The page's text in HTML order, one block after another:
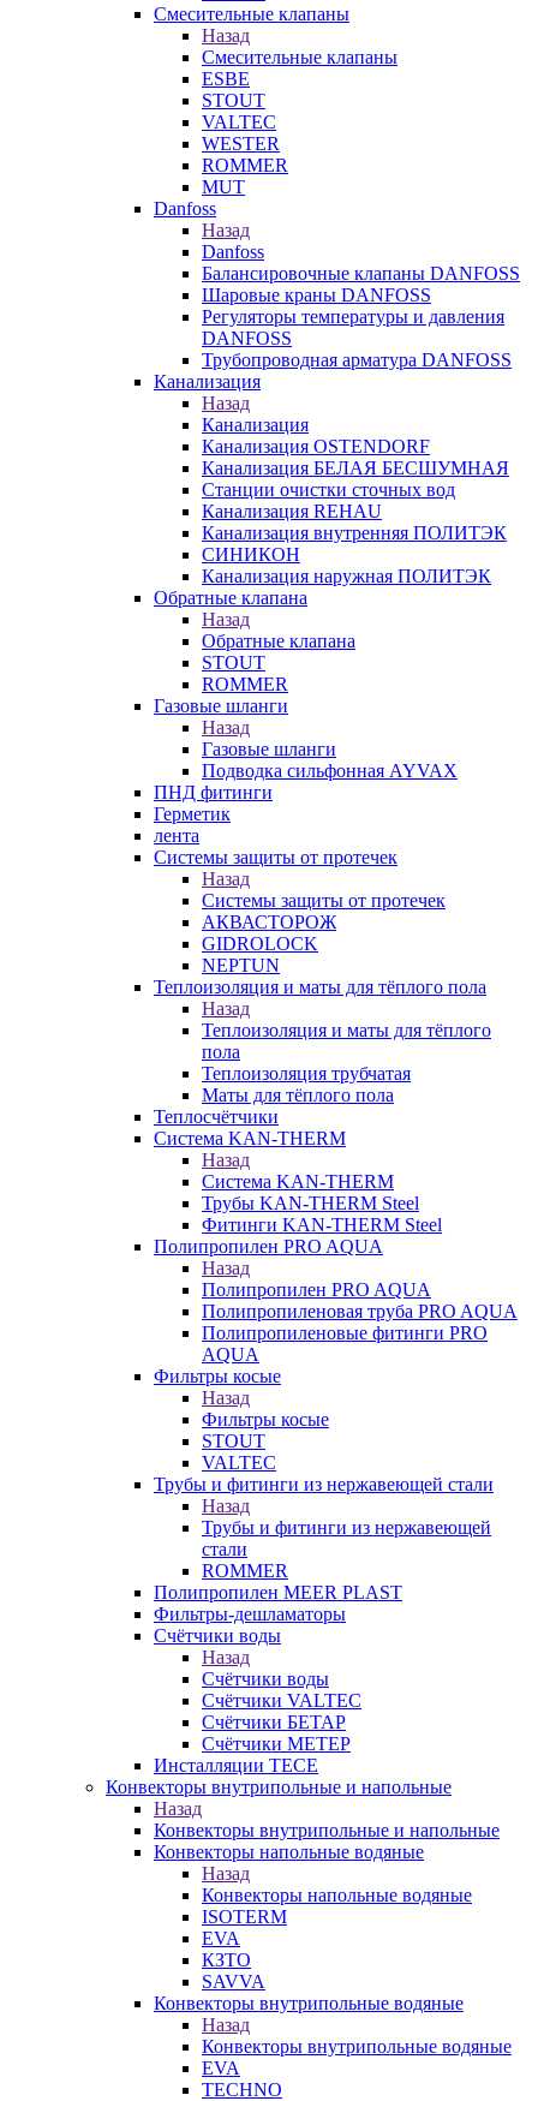
Смесительные клапаны
Назад
Смесительные клапаны
ESBE
STOUT
VALTEC
WESTER
ROMMER
MUT
Danfoss
Назад
Danfoss
Балансировочные клапаны DANFOSS
Шаровые краны DANFOSS
Регуляторы температуры и давления
DANFOSS
Трубопроводная арматура DANFOSS
Канализация
Назад
Канализация
Канализация OSTENDORF
Канализация БЕЛАЯ БЕСШУМНАЯ
Станции очистки сточных вод
Канализация REHAU
Канализация внутренняя ПОЛИТЭК
СИНИКОН
Канализация наружная ПОЛИТЭК
Обратные клапана
Назад
Обратные клапана
STOUT
ROMMER
Газовые шланги
Назад
Газовые шланги
Подводка сильфонная AYVAX
ПНД фитинги
Герметик
лента
Системы защиты от протечек
Назад
Системы защиты от протечек
АКВАСТОРОЖ
GIDROLOCK
NEPTUN
Теплоизоляция и маты для тёплого пола
Назад
Теплоизоляция и маты для тёплого
пола
Теплоизоляция трубчатая
Маты для тёплого пола
Теплосчётчики
Система KAN-THERM
Назад
Система KAN-THERM
Трубы KAN-THERM Steel
Фитинги KAN-THERM Steel
Полипропилен PRO AQUA
Назад
Полипропилен PRO AQUA
Полипропиленовая труба PRO AQUA
Полипропиленовые фитинги PRO
AQUA
Фильтры косые
Назад
Фильтры косые
STOUT
VALTEC
Трубы и фитинги из нержавеющей стали
Назад
Трубы и фитинги из нержавеющей
стали
ROMMER
Полипропилен MEER PLAST
Фильтры-дешламаторы
Счётчики воды
Назад
Счётчики воды
Счётчики VALTEC
Счётчики БЕТАР
Счётчики МЕТЕР
Инсталляции TECE
Конвекторы внутрипольные и напольные
Назад
Конвекторы внутрипольные и напольные
Конвекторы напольные водяные
Назад
Конвекторы напольные водяные
ISOTERM
EVA
КЗТО
SAVVA
Конвекторы внутрипольные водяные
Назад
Конвекторы внутрипольные водяные
EVA
TECHNO